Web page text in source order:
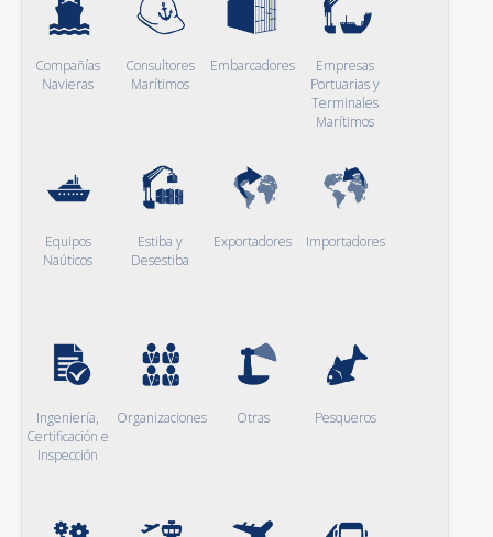
Compañías
Navieras
Consultores
Marítimos
Embarcadores
Empresas
Portuarias y
Terminales
Marítimos
Equipos
Naúticos
Estiba y
Desestiba
Exportadores Importadores
Ingeniería,
Certificación e
Inspección
Organizaciones Otras Pesqueros